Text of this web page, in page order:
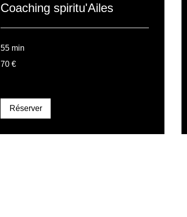
Coaching spiritu'Ailes
55 min
euros
70 €
Réserver